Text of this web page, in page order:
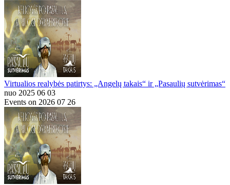
Virtualios realybės patirtys: „Angelų takais“ ir „Pasaulių sutvėrimas“
nuo 2025 06 03
Events on 2026 07 26